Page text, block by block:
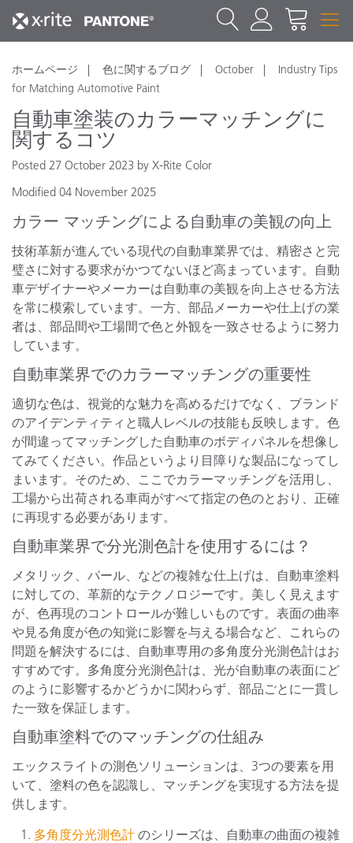
ホームページ 色に関するブログ October
Industry Tips
for Matching Automotive Paint
自動車塗装のカラーマッチングに
関するコツ
Posted 27 October 2023 by X-Rite Color
Modified 04 November 2025
カラー マッチングによる自動車の美観の向上
技術革新が進んでいる現代の自動車業界では、精密さと完
璧さに対する要求がかつてないほど高まっています。自動
車デザイナーやメーカーは自動車の美観を向上させる方法
を常に模索しています。一方、部品メーカーや仕上げの業
者は、部品間や工場間で色と外観を一致させるように努力
しています。
自動車業界でのカラーマッチングの重要性
適切な色は、視覚的な魅力を高めるだけでなく、ブランド
のアイデンティティと職人レベルの技能も反映します。色
が間違ってマッチングした自動車のボディパネルを想像し
てみてください。作品というより目障りな製品になってし
まいます。そのため、ここでカラーマッチングを活用し、
工場から出荷される車両がすべて指定の色のとおり、正確
に再現する必要があります。
自動車業界で分光測色計を使用するには？
メタリック、パール、などの複雑な仕上げは、自動車塗料
に対しての、革新的なテクノロジーです。美しく見えます
が、色再現のコントロールが難しいものです。表面の曲率
や見る角度が色の知覚に影響を与える場合など、これらの
問題を解決するには、自動車専用の多角度分光測色計はお
すすめです。多角度分光測色計は、光が自動車の表面にど
のように影響するかどうかに関わらず、部品ごとに一貫し
た一致を保証します。
自動車塗料でのマッチングの仕組み
エックスライトの測色ソリューションは、3つの要素を用
いて、塗料の色を認識し、マッチングを実現する方法を提
供します。
多角度分光測色計 のシリーズは、自動車の曲面の複雑